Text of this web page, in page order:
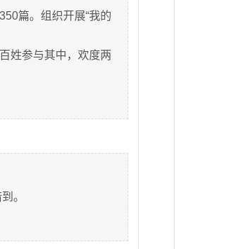
篇。组织开展“我的
姓参与其中，欢度两
。